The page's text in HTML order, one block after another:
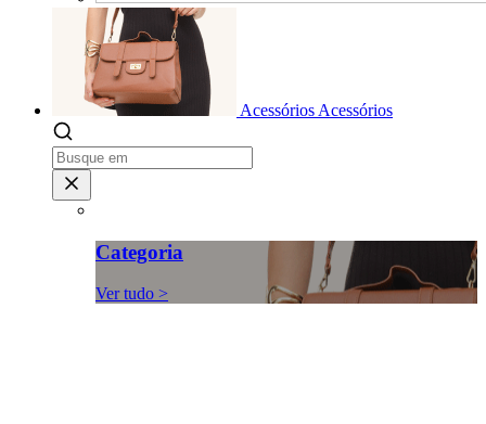
Acessórios Acessórios
Categoria
Ver tudo >